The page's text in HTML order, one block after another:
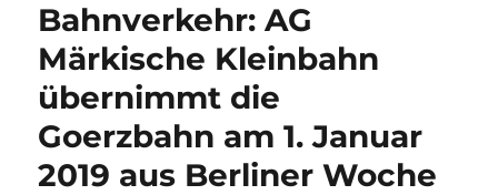
Bahnverkehr: AG
Märkische Kleinbahn
übernimmt die
Goerzbahn am 1. Januar
2019 aus Berliner Woche